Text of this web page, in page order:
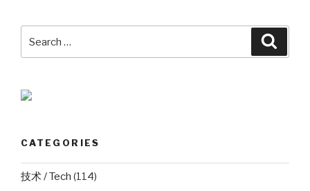
for:
CATEGORIES
技术 / Tech (114)